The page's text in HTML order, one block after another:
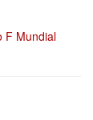
F Mundial